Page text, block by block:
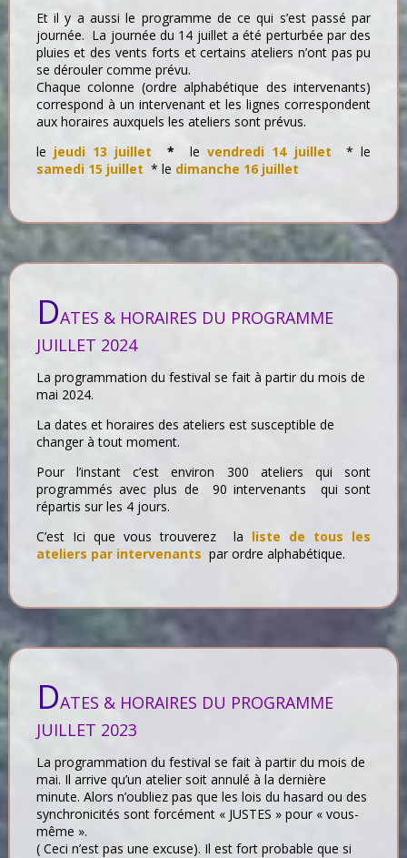
Et il y a aussi le programme de ce qui s’est passé par
journée. La journée du 14 juillet a été perturbée par des
pluies et des vents forts et certains ateliers n’ont pas pu
se dérouler comme prévu.
Chaque colonne (ordre alphabétique des intervenants)
correspond à un intervenant et les lignes correspondent
aux horaires auxquels les ateliers sont prévus.
le jeudi 13 juillet * le vendredi 14 juillet * le
samedi 15 juillet * le dimanche 16 juillet
DATES & HORAIRES DU PROGRAMME
JUILLET 2024
La programmation du festival se fait à partir du mois de
mai 2024.
La dates et horaires des ateliers est susceptible de
changer à tout moment.
Pour l’instant c’est environ 300 ateliers qui sont
programmés avec plus de 90 intervenants qui sont
répartis sur les 4 jours.
C’est Ici que vous trouverez la liste de tous les
ateliers par intervenants par ordre alphabétique.
DATES & HORAIRES DU PROGRAMME
JUILLET 2023
La programmation du festival se fait à partir du mois de
mai. Il arrive qu’un atelier soit annulé à la dernière
minute. Alors n’oubliez pas que les lois du hasard ou des
synchronicités sont forcément « JUSTES » pour « vous-
même ».
( Ceci n’est pas une excuse). Il est fort probable que si